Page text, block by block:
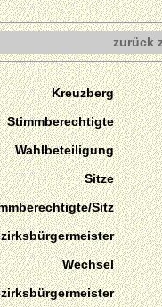
zurück
Kreuzberg
Stimmberechtigte
Wahlbeteiligung
Sitze
Sitz
Wechsel